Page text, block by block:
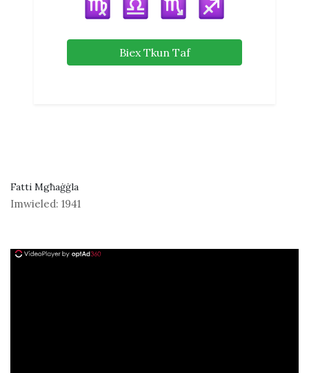
Biex Tkun Taf
Fatti Mgħaġġla
Imwieled: 1941